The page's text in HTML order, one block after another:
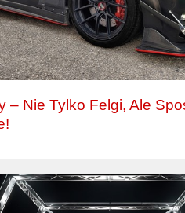
– Nie Tylko Felgi, Ale